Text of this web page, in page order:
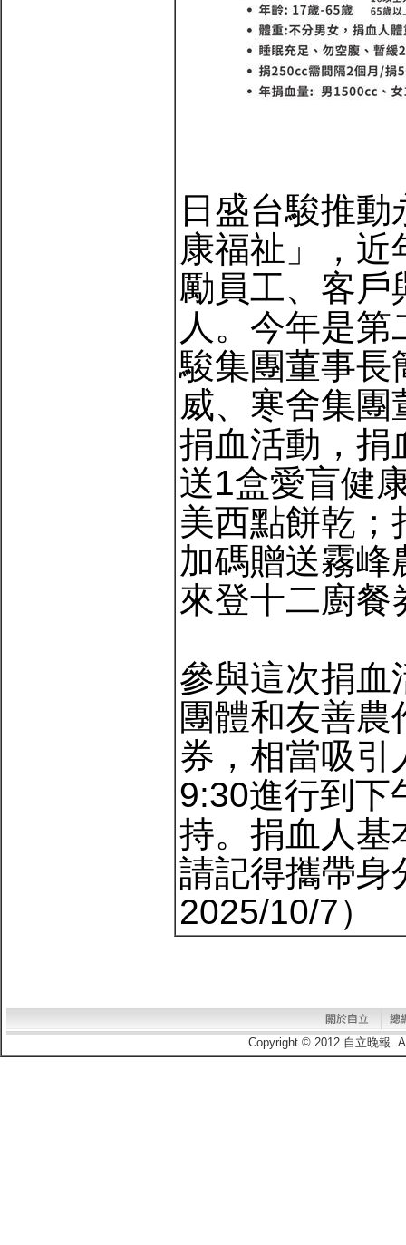
日盛台駿推
康福祉」，
勵員工、客戶
人。今年是
駿集團董事長
威、寒舍集
捐血活動，捐
送1盒愛盲健
美西點餅乾；
加碼贈送霧峰
來登十二廚餐
參與這次捐血
團體和友善
券，相當吸引
9:30進行到下
持。捐血人基
請記得攜帶身
2025/10/7）
Copyright © 2012 自立晚報.